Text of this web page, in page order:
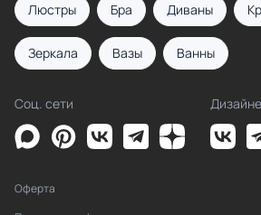
Люстры Бра Диваны
Зеркала Вазы Ванны
Соц. сети
Оферта